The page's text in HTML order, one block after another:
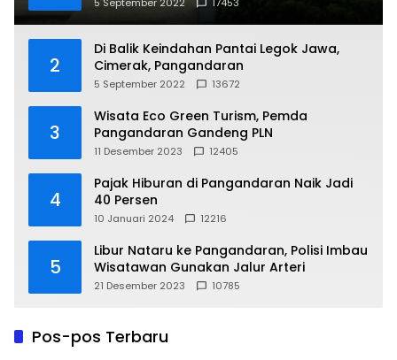
2
Di Balik Keindahan Pantai Legok Jawa,
Cimerak, Pangandaran
5 September 2022 13672
3
Wisata Eco Green Turism, Pemda
Pangandaran Gandeng PLN
11 Desember 2023 12405
4
Pajak Hiburan di Pangandaran Naik Jadi
40 Persen
10 Januari 2024 12216
5
Libur Nataru ke Pangandaran, Polisi Imbau
Wisatawan Gunakan Jalur Arteri
21 Desember 2023 10785
Pos-pos Terbaru